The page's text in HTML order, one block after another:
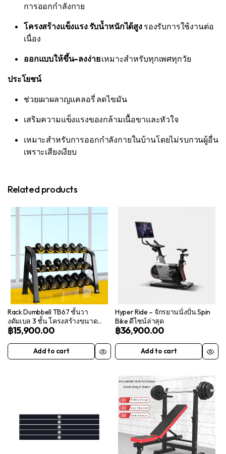
การออกกำลังกาย
โครงสร้างแข็งแรง รับน้ำหนักได้สูง รองรับการใช้งานต่อ
เนื่อง
ออกแบบให้ขึ้น–ลงง่ายเหมาะสำหรับทุกเพศทุกวัย
ประโยชน์
ช่วยเผาผลาญแคลอรี่ ลดไขมัน
เสริมความแข็งแรงของกล้ามเนื้อขาและหัวใจ
เหมาะสำหรับการออกกำลังกายในบ้านโดยไม่รบกวนผู้อื่น
เพราะเสียงเงียบ
Related products
Rack Dumbbell TB67 ชั้นวา
งดัมเบล 3 ชั้น โครงสร้างขนาด
ใหญ่
฿15,900.00
Add to cart
Hyper Ride – จักรยานนั่งปั่น Spin
Bike ดีไซน์ล่าสุด
฿36,900.00
Add to cart